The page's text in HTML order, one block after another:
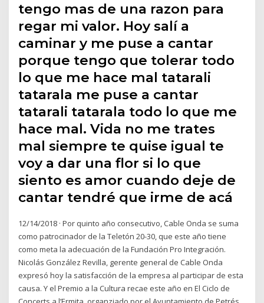
tengo mas de una razon para
regar mi valor. Hoy salí a
caminar y me puse a cantar
porque tengo que tolerar todo
lo que me hace mal tatarali
tatarala me puse a cantar
tatarali tatarala todo lo que me
hace mal. Vida no me trates
mal siempre te quise igual te
voy a dar una flor si lo que
siento es amor cuando deje de
cantar tendré que irme de acá
12/14/2018 · Por quinto año consecutivo, Cable Onda se suma
como patrocinador de la Teletón 20-30, que este año tiene
como meta la adecuación de la Fundación Pro Integración.
Nicolás González Revilla, gerente general de Cable Onda
expresó hoy la satisfacción de la empresa al participar de esta
causa. Y el Premio a la Cultura recae este año en El Ciclo de